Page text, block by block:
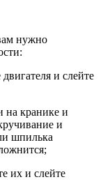
нужно
и слейте
на кранике и
и
шпилька
их и слейте